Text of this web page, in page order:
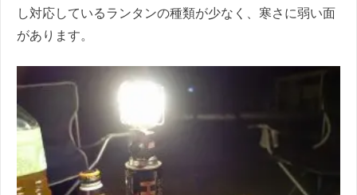
し対応しているランタンの種類が少なく、寒さに弱い面
があります。